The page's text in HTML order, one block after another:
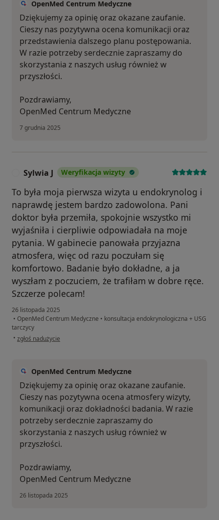
OpenMed Centrum Medyczne
Dziękujemy za opinię oraz okazane zaufanie.
Cieszy nas pozytywna ocena komunikacji oraz
przedstawienia dalszego planu postępowania.
W razie potrzeby serdecznie zapraszamy do
skorzystania z naszych usług również w
przyszłości.
Pozdrawiamy,
OpenMed Centrum Medyczne
7 grudnia 2025
Sylwia J Weryfikacja wizyty
To była moja pierwsza wizyta u endokrynolog i
naprawdę jestem bardzo zadowolona. Pani
doktor była przemiła, spokojnie wszystko mi
wyjaśniła i cierpliwie odpowiadała na moje
pytania. W gabinecie panowała przyjazna
atmosfera, więc od razu poczułam się
komfortowo. Badanie było dokładne, a ja
wyszłam z poczuciem, że trafiłam w dobre ręce.
Szczerze polecam!
26 listopada 2025
• OpenMed Centrum Medyczne • konsultacja endokrynologiczna + USG
tarczycy
• w opinii użytkownika Sylwia J
zgłoś nadużycie
OpenMed Centrum Medyczne
Dziękujemy za opinię oraz okazane zaufanie.
Cieszy nas pozytywna ocena atmosfery wizyty,
komunikacji oraz dokładności badania. W razie
potrzeby serdecznie zapraszamy do
skorzystania z naszych usług również w
przyszłości.
Pozdrawiamy,
OpenMed Centrum Medyczne
26 listopada 2025